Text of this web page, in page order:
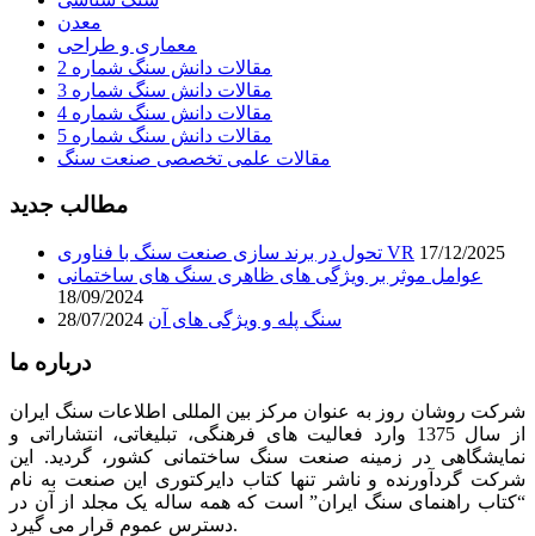
معدن
معماری و طراحی
مقالات دانش سنگ شماره 2
مقالات دانش سنگ شماره 3
مقالات دانش سنگ شماره 4
مقالات دانش سنگ شماره 5
مقالات علمی تخصصی صنعت سنگ
مطالب جدید
تحول در برند سازی صنعت سنگ با فناوری VR 17/12/2025
عوامل موثر بر ویژگی های ظاهری سنگ های ساختمانی
18/09/2024
سنگ پله و ویژگی های آن 28/07/2024
درباره ما
شرکت روشان روز به عنوان مرکز بین المللی اطلاعات سنگ ایران
از سال 1375 وارد فعالیت های فرهنگی، تبلیغاتی، انتشاراتی و
نمایشگاهی در زمینه صنعت سنگ ساختمانی کشور، گردید. این
شرکت گردآورنده و ناشر تنها کتاب دایرکتوری این صنعت به نام
“کتاب راهنمای سنگ ایران” است که همه ساله یک مجلد از آن در
دسترس عموم قرار می گیرد.